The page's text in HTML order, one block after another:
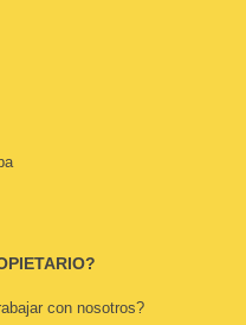
con nosotros?